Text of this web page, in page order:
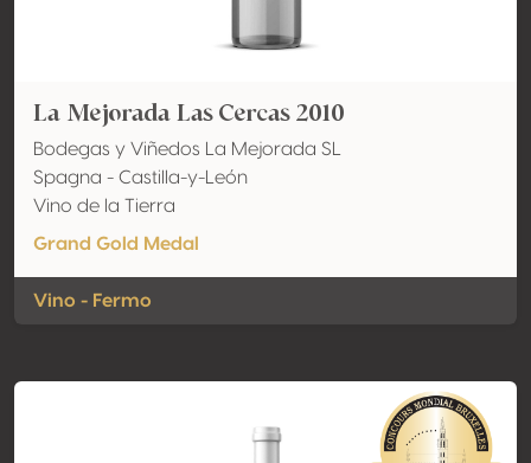
La Mejorada Las Cercas 2010
Bodegas y Viñedos La Mejorada SL
Spagna - Castilla-y-León
Vino de la Tierra
Grand Gold Medal
Vino - Fermo